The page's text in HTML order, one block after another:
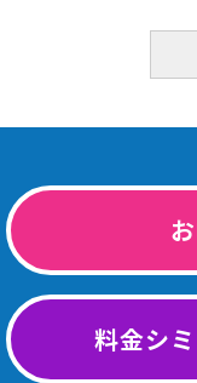
料金シ